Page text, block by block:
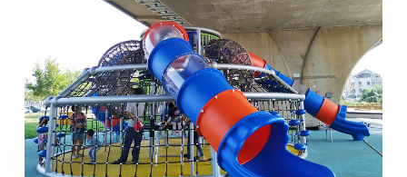
聯絡我們
APP下載